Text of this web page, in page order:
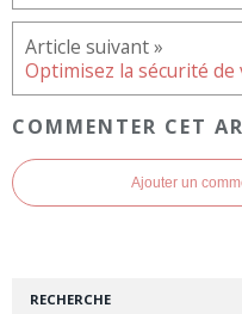
Optimisez la sécurité
COMMENTER CET
Ajouter un
RECHERCHE